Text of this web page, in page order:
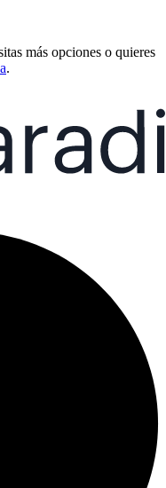
más opciones o quieres
.